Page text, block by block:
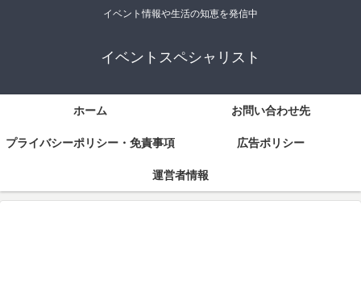
イベント情報や生活の知恵を発信中
イベントスペシャリスト
ホーム お問い合わせ先
プライバシーポリシー・免責事項 広告ポリシー
運営者情報